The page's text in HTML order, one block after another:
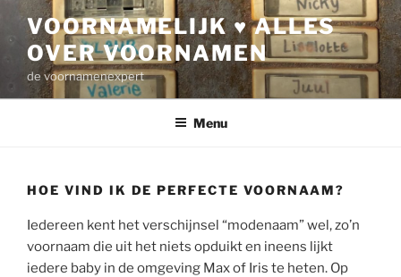
inhoud
VOORNAMELIJK ♥ ALLES
OVER VOORNAMEN
de voornamenexpert
Menu
HOE VIND IK DE PERFECTE VOORNAAM?
Iedereen kent het verschijnsel “modenaam” wel, zo’n
voornaam die uit het niets opduikt en ineens lijkt
iedere baby in de omgeving Max of Iris te heten. Op